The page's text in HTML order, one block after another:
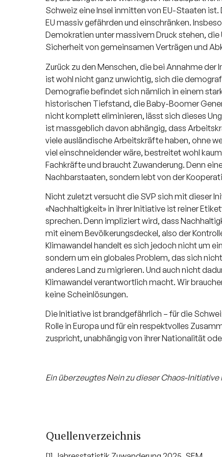
Schweiz eine Insel inmitten von EU-Staaten
EU massiv gefährden und einschränken.
Demokratien unter massivem Druck stehen,
Sicherheit von gemeinsamen Verträgen und
Zurück zu den Menschen, die bei Annahme
ist wohl nicht ganz unwichtig, sich die
Demografie befindet sich nämlich in einem
historischen Tiefstand, die Baby-Boomer
nicht komplett eliminieren, lässt sich dieses
ist massgeblich davon abhängig, dass
viele ausländische Arbeitskräfte haben, ohne
viel einschneidender wäre, bestreitet wohl
Fachkräfte und braucht Zuwanderung. Denn
Nachbarstaaten, sondern lebt von der
Nicht zuletzt versucht die SVP sich mit dieser
«Nachhaltigkeit» in ihrer Initiative ist reiner
sprechen. Denn impliziert wird, dass
mit einem Bevölkerungsdeckel, also der
Klimawandel handelt es sich jedoch nicht um
sondern um ein globales Problem, das sich
anderes Land zu migrieren. Und auch nicht
Klimawandel verantwortlich macht. Wir
keine Scheinlösungen.
Die Initiative ist brandgefährlich – für die
Rolle in Europa und für ein respektvolles
zuspricht, unabhängig von ihrer Nationalität
Ein überzeugtes Nein zu dieser Chaos-
Quellenverzeichnis